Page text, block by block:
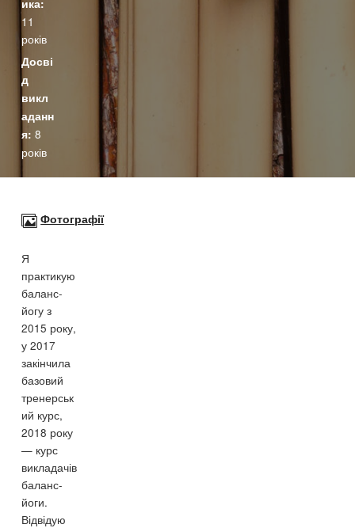
ика:
11
років
Досві
д
викл
аданн
я: 8
років
Фотографії
Я
практикую
баланс-
йогу з
2015 року,
у 2017
закінчила
базовий
тренерськ
ий курс,
2018 року
— курс
викладачів
баланс-
йоги.
Відвідую